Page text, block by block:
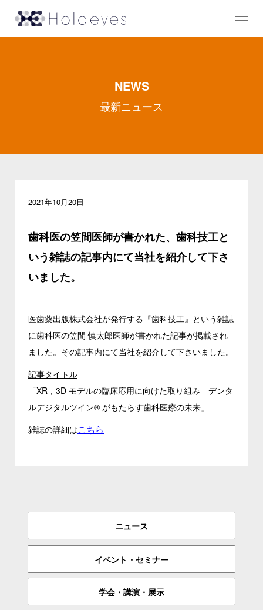
NEWS
最新ニュース
ニュース
イベント・セミナー
学会・講演・展示
2021年10月20日
歯科医の笠間医師が書かれた、歯科技工と
いう雑誌の記事内にて当社を紹介して下さ
いました。
医歯薬出版株式会社が発行する『歯科技工』という雑誌
に歯科医の笠間 慎太郎医師が書かれた記事が掲載され
ました。その記事内にて当社を紹介して下さいました。
記事タイトル
「XR，3D モデルの臨床応用に向けた取り組み―デンタ
ルデジタルツイン® がもたらす歯科医療の未来」
雑誌の詳細はこちら